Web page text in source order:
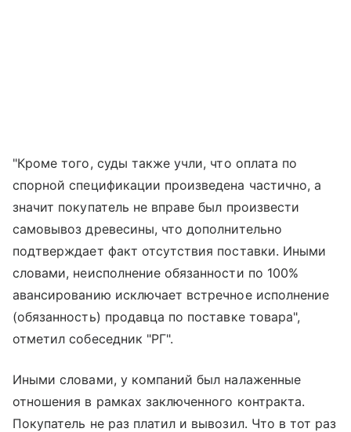
"Кроме того, суды также учли, что оплата по
спорной спецификации произведена частично, а
значит покупатель не вправе был произвести
самовывоз древесины, что дополнительно
подтверждает факт отсутствия поставки. Иными
словами, неисполнение обязанности по 100%
авансированию исключает встречное исполнение
(обязанность) продавца по поставке товара",
отметил собеседник "РГ".
Иными словами, у компаний был налаженные
отношения в рамках заключенного контракта.
Покупатель не раз платил и вывозил. Что в тот раз